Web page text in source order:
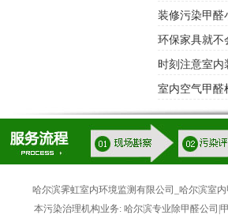
装修污染甲醛
环保家具就不
时刻注意室内
室内空气甲
哈尔滨霁虹室内环境监测有限公司_哈尔滨室
本污染治理机构业务: 哈尔滨专业除甲醛公司|